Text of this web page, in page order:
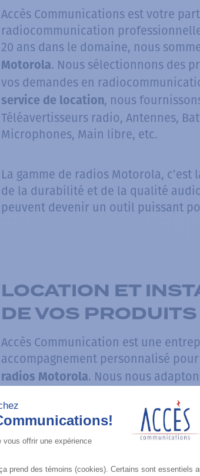
Accès Communications est votre
radiocommunication
20 ans dans le domaine, nous
Motorola. Nous sélectionnons des
vos demandes en
service de location, nous
Téléavertisseurs radio, Antennes,
Microphones, Main libre, etc.
La gamme de radios Motorola,
de la durabilité et de la qualité
peuvent devenir un outil puissant
LOCATION ET
DE VOS
Accès Communication est une
accompagnement personnalisé
radios Motorola. Nous nous
toujours à trouver la solution la
Nous accompagnerons votre
d’équipement qui évolue avec vos
fonctionnement de vos opérations